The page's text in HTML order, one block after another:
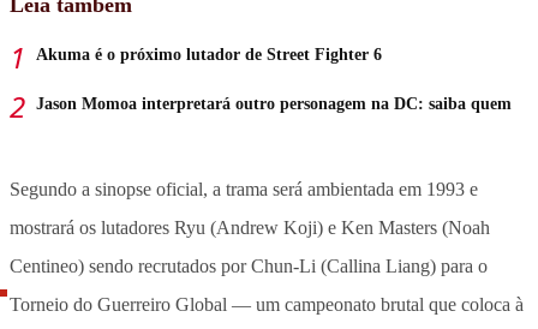
Akuma é o próximo lutador de Street Fighter 6
Jason Momoa interpretará outro personagem na DC: saiba quem
Segundo a sinopse oficial, a trama será ambientada em 1993 e
mostrará os lutadores Ryu (Andrew Koji) e Ken Masters (Noah
Centineo) sendo recrutados por Chun-Li (Callina Liang) para o
Torneio do Guerreiro Global — um campeonato brutal que coloca à